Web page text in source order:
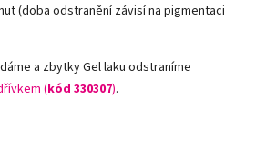
(doba odstranění závisí na pigmentaci
a zbytky Gel laku odstraníme
(kód 330307).